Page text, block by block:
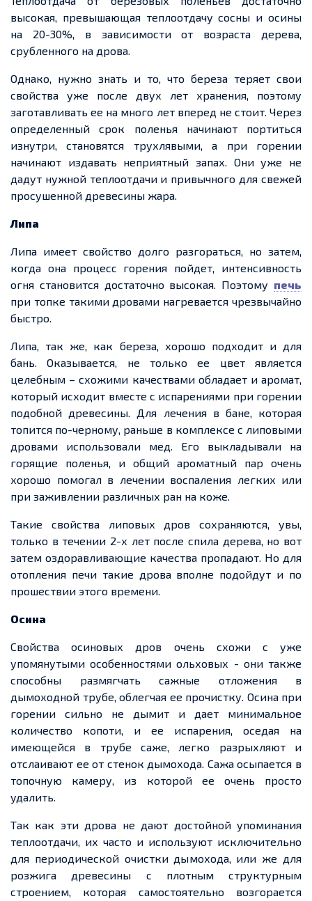
высокая, превышающая теплоотдачу сосны и осины
на 20-30%, в зависимости от возраста дерева,
срубленного на дрова.
Однако, нужно знать и то, что береза теряет свои
свойства уже после двух лет хранения, поэтому
заготавливатьее на много лет вперед не стоит. Через
определенный срок поленья начинают портиться
изнутри, становятся трухлявыми, а при горении
начинают издавать неприятный запах. Они уже не
дадут нужной теплоотдачи и привычного для свежей
просушенной древесины жара.
Липа
Липа имеет свойство долго разгораться, но затем,
когда она процесс горения пойдет, интенсивность
огня становится достаточно высокая. Поэтому печь
при топке такими дровами нагревается чрезвычайно
быстро.
Липа, так же, как береза, хорошо подходит и для
бань. Оказывается, не толькоее цвет является
целебным – схожими качествами обладает и аромат,
который исходит вместе с испарениями при горении
подобной древесины. Для лечения в бане, которая
топится по-черному, раньше в комплексе с липовыми
дровами использовали мед. Его выкладывали на
горящие поленья, и общий ароматный пар очень
хорошо помогал в лечении воспаления легких или
при заживлении различных ран на коже.
Такие свойства липовых дров сохраняются, увы,
только в течении 2-х летпосле спила дерева, но вот
затем оздоравливающие качества пропадают. Но для
отопления печи такие дрова вполне подойдут и по
прошествии этого времени.
Осина
Свойства осиновых дров очень схожи с уже
упомянутыми особенностями ольховых - они также
способны размягчать сажные отложения в
дымоходной трубе, облегчая ее прочистку. Осина при
горении сильно не дымит и дает минимальное
количество копоти, и ее испарения, оседая на
имеющейся в трубе саже, легко разрыхляют и
отслаивают ее от стенок дымохода. Сажа осыпается в
топочную камеру, из которой ее очень просто
удалить.
Так как эти дрова не дают достойной упоминания
теплоотдачи, их часто и используют исключительно
для периодической очистки дымохода, или же для
розжига древесины с плотным структурным
строением, которая самостоятельно возгорается